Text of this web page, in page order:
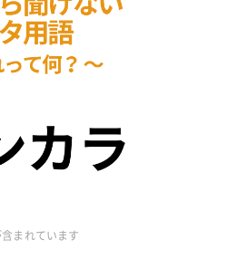
まれています